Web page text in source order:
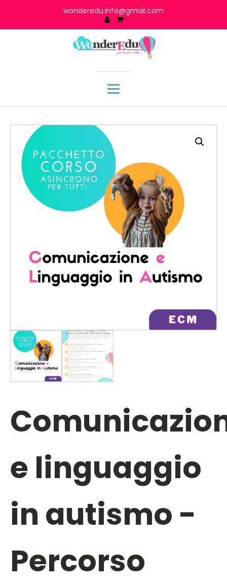
wonderedu.info@gmail.com
e linguaggio
in autismo -
Percorso